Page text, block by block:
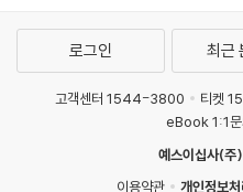
로그인 최근
고객센터 1544-3800 티켓
eBook 1:1문
예스이십사(주
이용약관
개인정보